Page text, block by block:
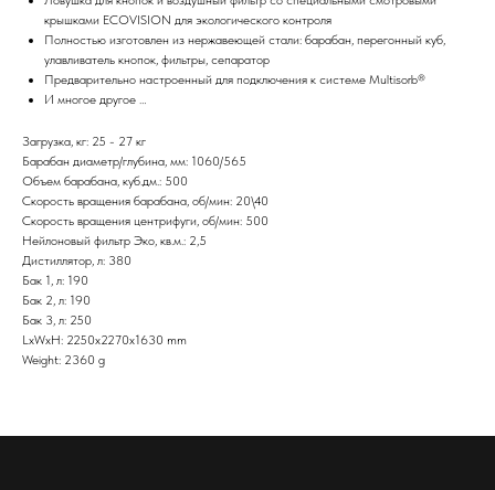
крышками ECOVISION для экологического контроля
Полностью изготовлен из нержавеющей стали: барабан, перегонный куб,
улавливатель кнопок, фильтры, сепаратор
Предварительно настроенный для подключения к системе Multisorb®
И многое другое …
Загрузка, кг: 25 - 27 кг
Барабан диаметр/глубина, мм: 1060/565
Объем барабана, куб.дм.: 500
Скорость вращения барабана, об/мин: 20\40
Скорость вращения центрифуги, об/мин: 500
Нейлоновый фильтр Эко, кв.м.: 2,5
Дистиллятор, л: 380
Бак 1, л: 190
Бак 2, л: 190
Бак 3, л: 250
LxWxH: 2250x2270x1630 mm
Weight: 2360 g